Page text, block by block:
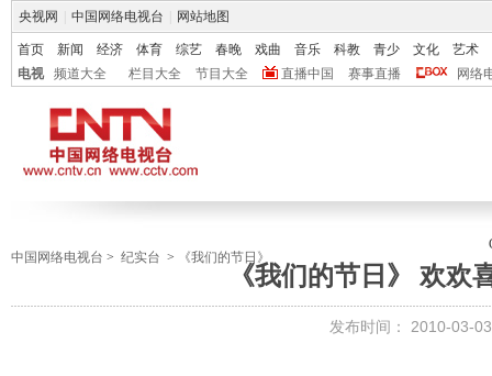
央视网 中国网络电视台 网站地图
首页 新闻 经济 体育 综艺 春晚 戏曲 音乐 科教 青少 文化
艺术
电视
频道大全 栏目大全 节目大全 直播中国 赛事直播 网络
中国网络电视台 > 纪实台 > 《我们的节日》
《我们的节日》 欢欢
发布时间： 2010-03-